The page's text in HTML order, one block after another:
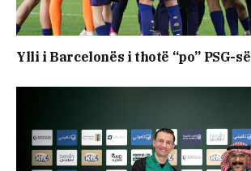
Ylli i Barcelonës i thotë “po” PSG-së